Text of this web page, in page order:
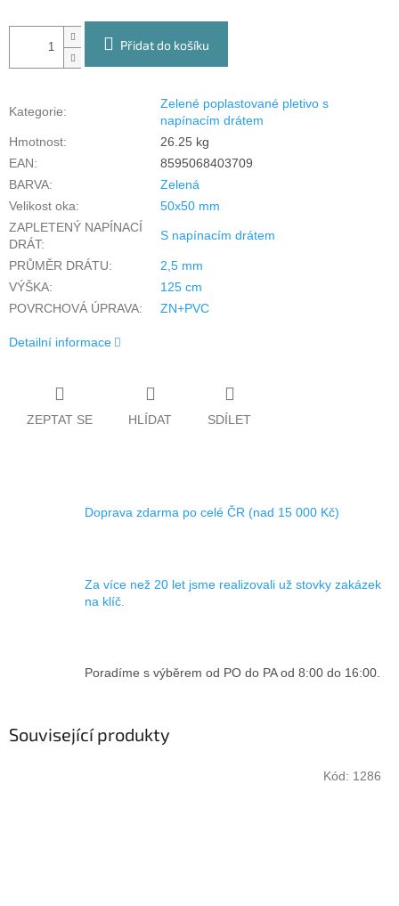
Přidat do košíku
Kategorie:
Zelené poplastované pletivo s
napínacím drátem
Hmotnost:
26.25 kg
EAN:
8595068403709
BARVA:
Zelená
Velikost oka:
50x50 mm
ZAPLETENÝ NAPÍNACÍ
DRÁT:
S napínacím drátem
PRŮMĚR DRÁTU:
2,5 mm
VÝŠKA:
125 cm
POVRCHOVÁ ÚPRAVA: ZN+PVC
Detailní informace
ZEPTAT SE HLÍDAT SDÍLET
Doprava zdarma po celé ČR (nad 15 000 Kč)
Za více než 20 let jsme realizovali už stovky zakázek
na klíč.
Poradíme s výběrem od PO do PA od 8:00 do 16:00.
Související produkty
Kód: 1286